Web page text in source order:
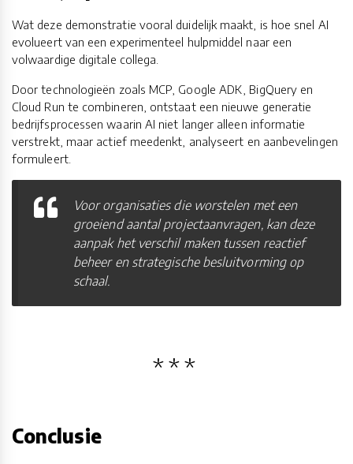
Wat deze demonstratie vooral duidelijk maakt, is hoe snel AI
evolueert van een experimenteel hulpmiddel naar een
volwaardige digitale collega.
Door technologieën zoals MCP, Google ADK, BigQuery en
Cloud Run te combineren, ontstaat een nieuwe generatie
bedrijfsprocessen waarin AI niet langer alleen informatie
verstrekt, maar actief meedenkt, analyseert en aanbevelingen
formuleert.
Voor organisaties die worstelen met een
groeiend aantal projectaanvragen, kan deze
aanpak het verschil maken tussen reactief
beheer en strategische besluitvorming op
schaal.
Conclusie